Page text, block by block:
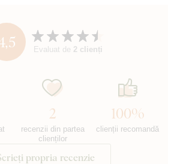
Evaluat de 2 clienți
2
recenzii din partea
clienților
100%
clienții recomandă
propria recenzie